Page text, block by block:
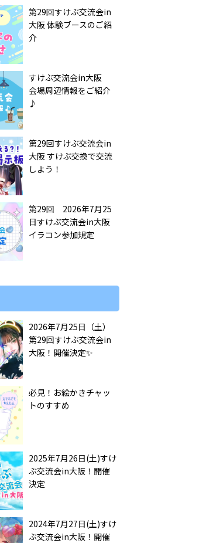
第29回すけぶ交流会in
大阪 体験ブースのご紹
介
すけぶ交流会in大阪
会場周辺情報をご紹介
♪
第29回すけぶ交流会in
大阪 すけぶ交換で交流
しよう！
第29回 2026年7月25
日すけぶ交流会in大阪
イラコン参加規定
2026年7月25日（土）
第29回すけぶ交流会in
大阪！開催決定✨️
必見！お絵かきチャッ
トのすすめ
2025年7月26日(土)すけ
ぶ交流会in大阪！開催
決定
2024年7月27日(土)すけ
ぶ交流会in大阪！開催